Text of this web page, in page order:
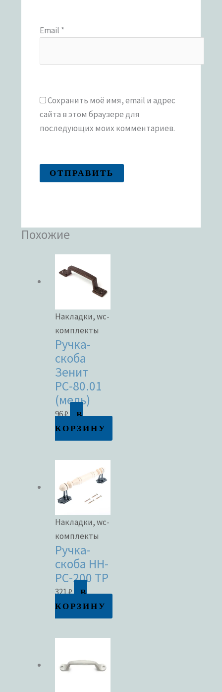
Email *
Сохранить моё имя, email и адрес
сайта в этом браузере для
последующих моих комментариев.
Похожие
Накладки, wc-
комплекты
Ручка-
скоба
Зенит
РС-80.01
(медь)
96₽
В
КОРЗИНУ
Накладки, wc-
комплекты
Ручка-
скоба НН-
РС-200 ТР
321₽
В
КОРЗИНУ